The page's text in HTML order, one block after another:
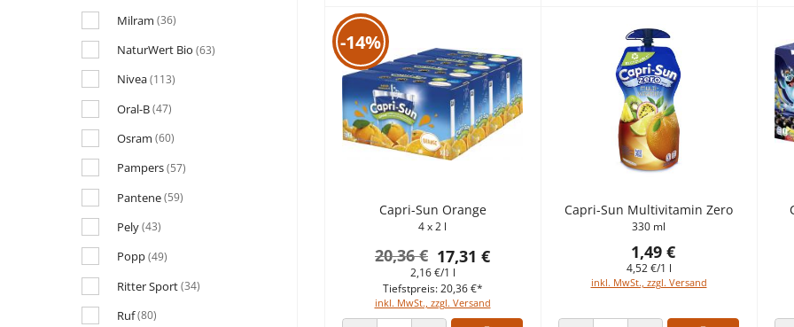
Milram (36)
NaturWert Bio (63)
Nivea(113)
Oral-B(47)
Osram (60)
Pampers(57)
Pantene(59)
Pely(43)
Popp(49)
Ritter Sport(34)
Ruf(80)
-14%
Capri-Sun Orange
4 x 2 l
17,31 €
20,36 €
2,16 €/1 l
inkl. MwSt., zzgl. Versand
Tiefstpreis: 20,36 €*
Capri-Sun Multivitamin Zero
330 ml
1,49 €
4,52 €/1 l
inkl. MwSt., zzgl. Versand